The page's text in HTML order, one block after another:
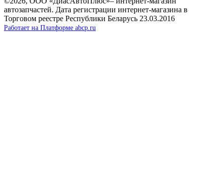
автозапчастей. Дата регистрации интернет-магазина в
Торговом реестре Республики Беларусь 23.03.2016
Работает на Платформе abcp.ru